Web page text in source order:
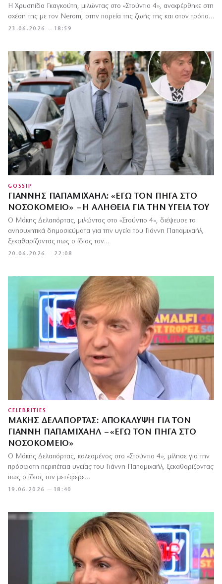
23.06.2026 — 18:59
Η Χρυσηίδα Γκαγκούτη, μιλώντας στο «Στούντιο 4», αναφέρθηκε στη
σχέση της με τον Nerom, στην πορεία της ζωής της και στον τρόπο…
GOSSIP
ΓΙΆΝΝΗΣ ΠΑΠΑΜΙΧΑΉΛ: «ΕΓΏ ΤΟΝ ΠΉΓΑ ΣΤΟ
ΝΟΣΟΚΟΜΕΊΟ» – Η ΑΛΉΘΕΙΑ ΓΙΑ ΤΗΝ ΥΓΕΊΑ ΤΟΥ
20.06.2026 — 22:08
Ο Μάκης Δελαπόρτας, μιλώντας στο «Στούντιο 4», διέψευσε τα
ανησυχητικά δημοσιεύματα για την υγεία του Γιάννη Παπαμιχαήλ,
ξεκαθαρίζοντας πως ο ίδιος τον…
CELEBRITIES
ΜΆΚΗΣ ΔΕΛΑΠΌΡΤΑΣ: ΑΠΟΚΆΛΥΨΗ ΓΙΑ ΤΟΝ
ΓΙΆΝΝΗ ΠΑΠΑΜΙΧΑΉΛ – «ΕΓΏ ΤΟΝ ΠΉΓΑ ΣΤΟ
ΝΟΣΟΚΟΜΕΊΟ»
19.06.2026 — 18:40
Ο Μάκης Δελαπόρτας, καλεσμένος στο «Στούντιο 4», μίλησε για την
πρόσφατη περιπέτεια υγείας του Γιάννη Παπαμιχαήλ, ξεκαθαρίζοντας
πως ο ίδιος τον μετέφερε…